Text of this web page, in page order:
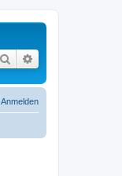
Suche
Anmelden